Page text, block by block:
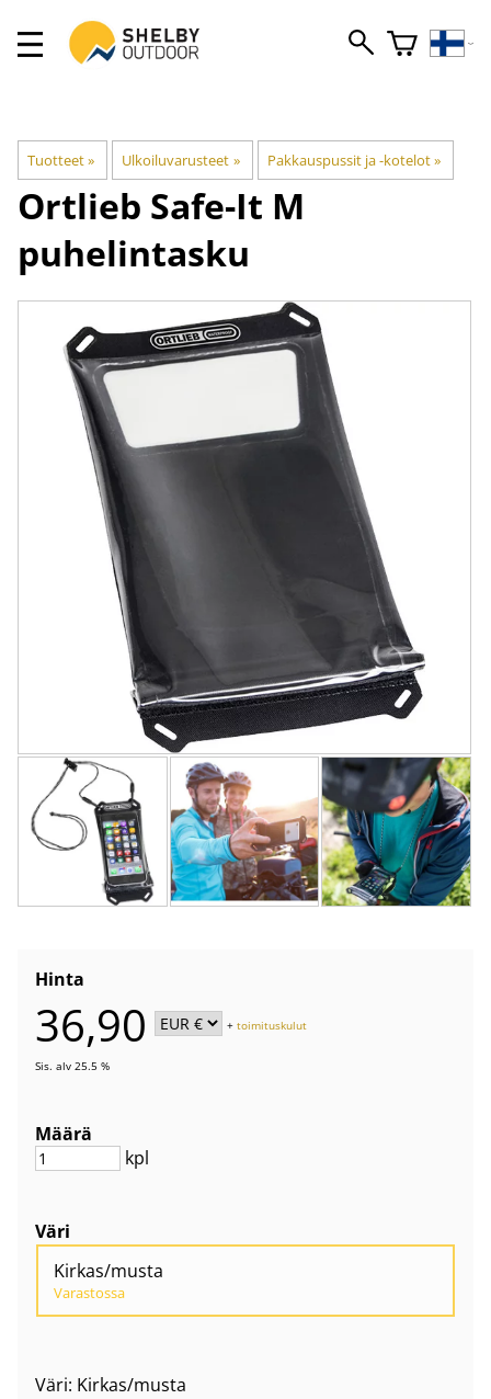
Tuotteet‪» Ulkoiluvarusteet ‪» Pakkauspussit ja -kotelot‪»
Ortlieb Safe-It M
puhelintasku
Hinta
36,90 +toimituskulut
Sis. alv 25.5 %
Määrä
kpl
Väri
Kirkas/musta
Varastossa
Väri: Kirkas/musta